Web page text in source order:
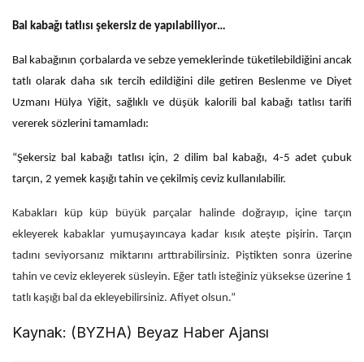
Bal kabağı tatlısı şekersiz de yapılabiliyor…
Bal kabağının çorbalarda ve sebze yemeklerinde tüketilebildiğini ancak
tatlı olarak daha sık tercih edildiğini dile getiren Beslenme ve Diyet
Uzmanı Hülya Yiğit, sağlıklı ve düşük kalorili bal kabağı tatlısı tarifi
vererek sözlerini tamamladı:
“Şekersiz bal kabağı tatlısı için, 2 dilim bal kabağı, 4-5 adet çubuk
tarçın, 2 yemek kaşığı tahin ve çekilmiş ceviz kullanılabilir.
Kabakları küp küp büyük parçalar halinde doğrayıp, içine tarçın
ekleyerek kabaklar yumuşayıncaya kadar kısık ateşte pişirin. Tarçın
tadını seviyorsanız miktarını arttırabilirsiniz. Piştikten sonra üzerine
tahin ve ceviz ekleyerek süsleyin. Eğer tatlı isteğiniz yüksekse üzerine 1
tatlı kaşığı bal da ekleyebilirsiniz. Afiyet olsun.”
Kaynak: (BYZHA) Beyaz Haber Ajansı